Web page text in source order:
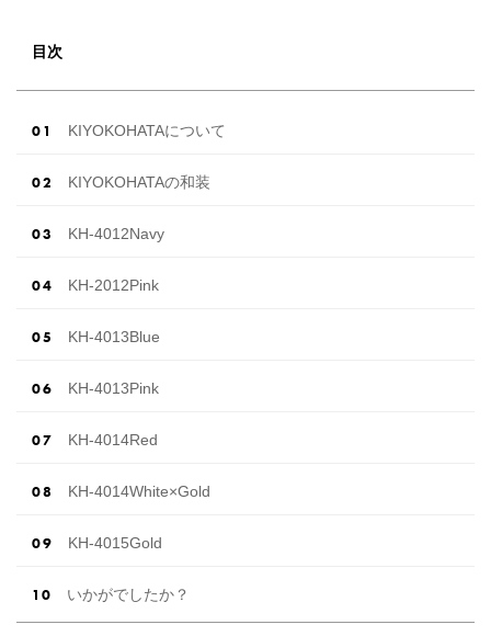
すよ！ もともと武家 […]続きを読む
目次
KIYOKOHATAについて
KIYOKOHATAの和装
KH-4012Navy
KH-2012Pink
KH-4013Blue
KH-4013Pink
KH-4014Red
KH-4014White×Gold
KH-4015Gold
いかがでしたか？